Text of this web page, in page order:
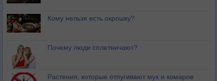
Кому нельзя есть окрошку?
Почему люди сплетничают?
Растения, которые отпугивают мух и комаров